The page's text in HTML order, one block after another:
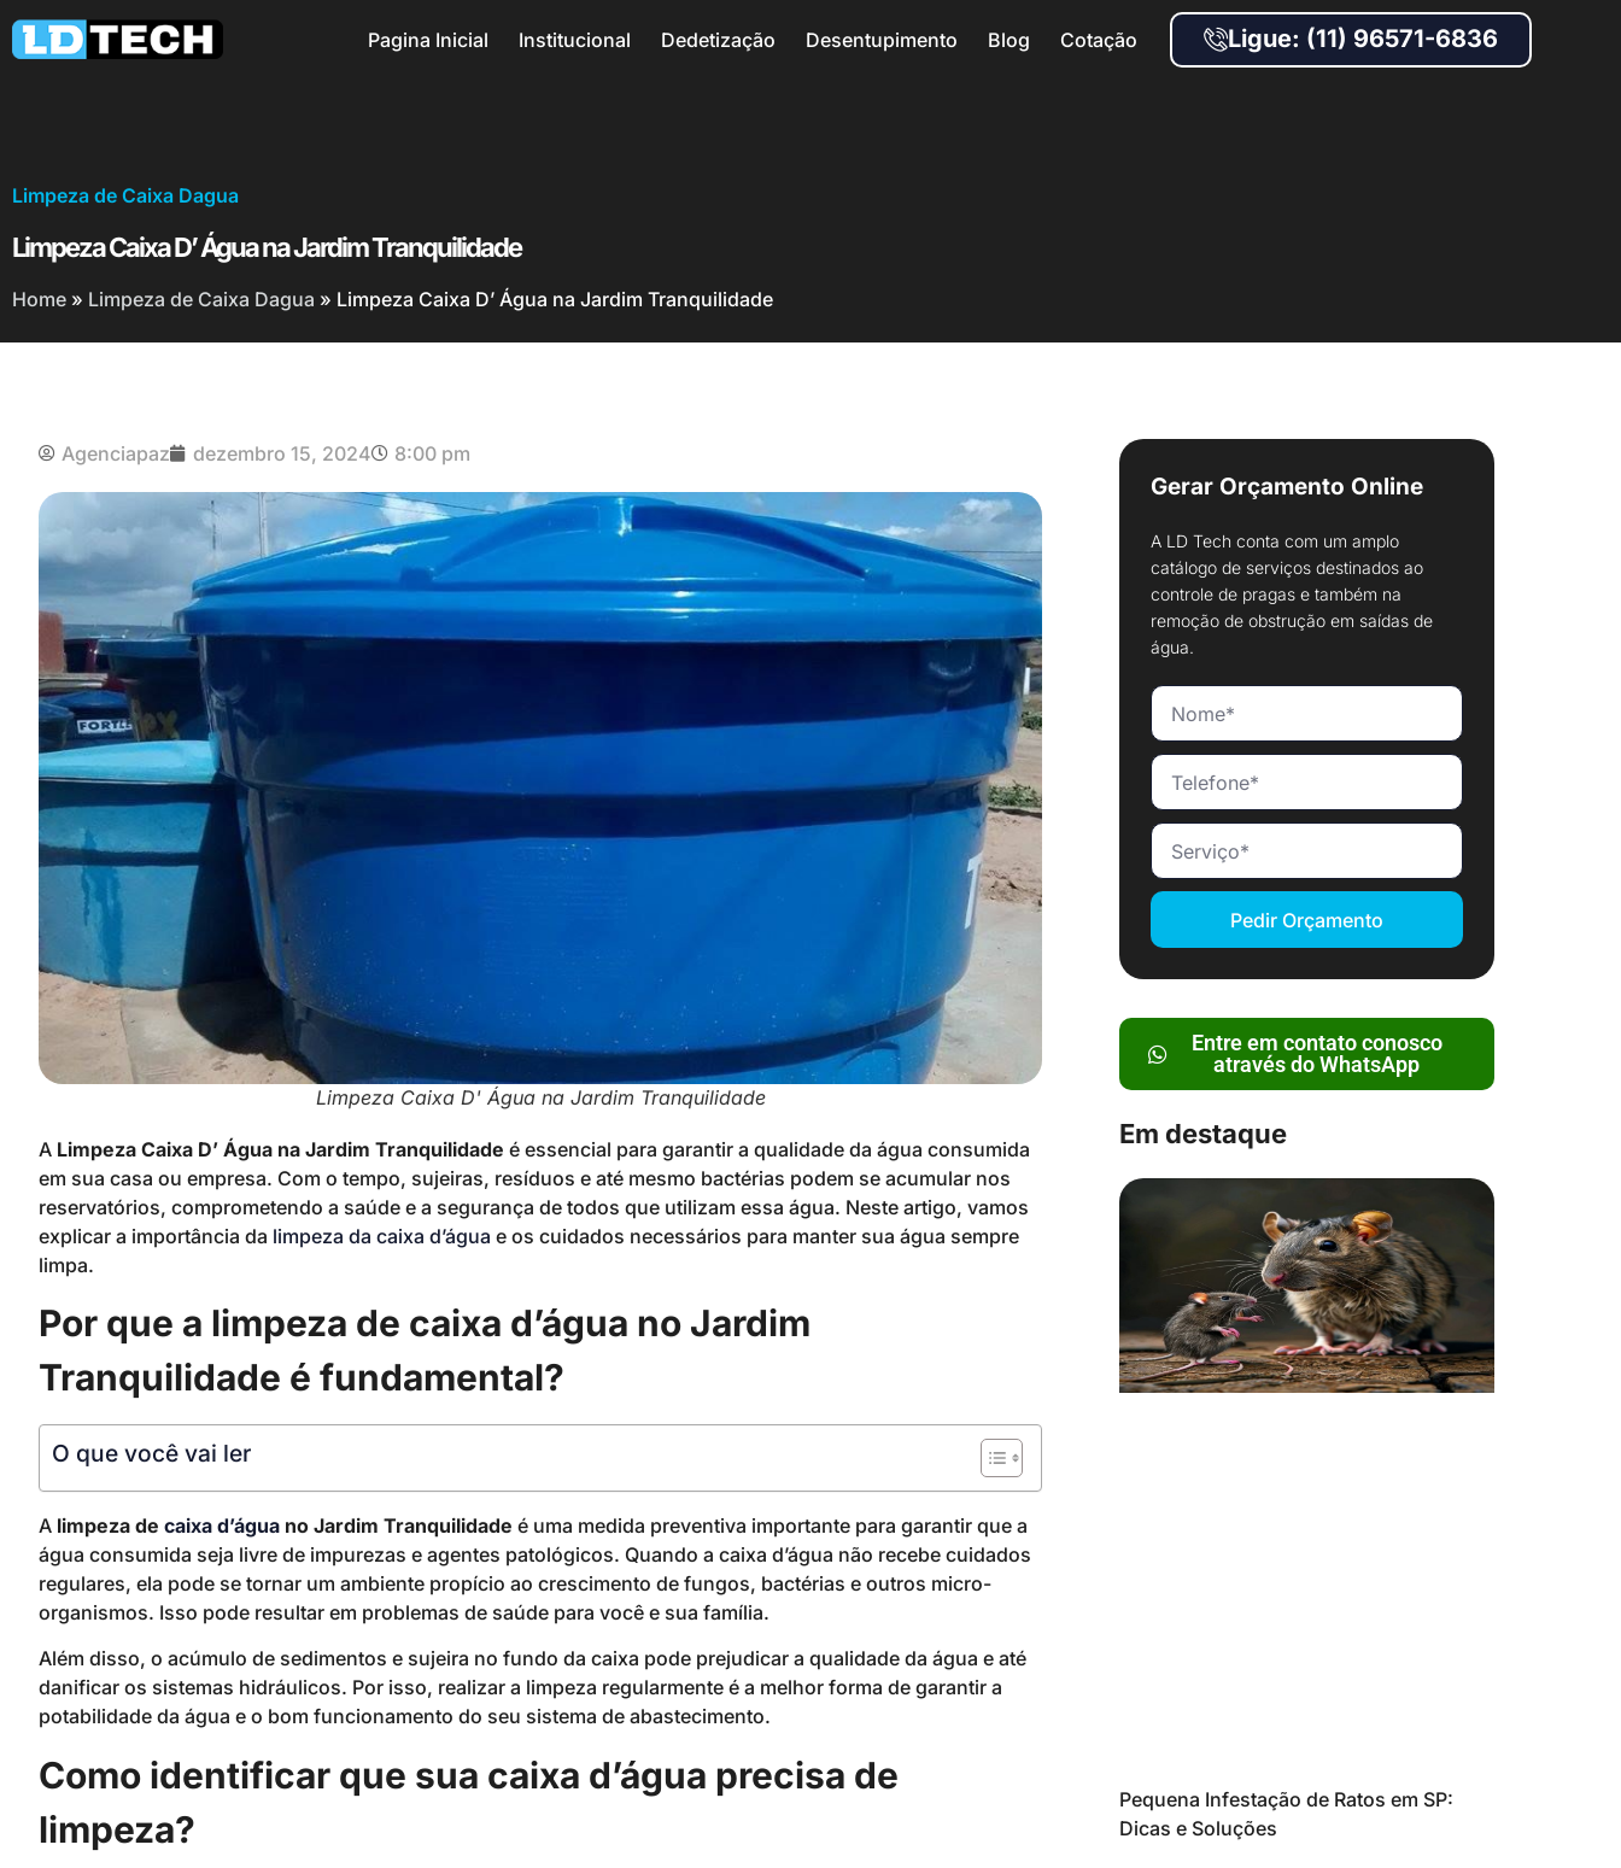
Pagina Inicial Institucional Dedetização Desentupimento Blog Cotação Ligue: (11) 96571-6836
Limpeza de Caixa Dagua
Limpeza Caixa D’ Água na Jardim Tranquilidade
Home » Limpeza de Caixa Dagua » Limpeza Caixa D’ Água na Jardim Tranquilidade
Agenciapaz dezembro 15, 2024 8:00 pm
Limpeza Caixa D' Água na Jardim Tranquilidade
A Limpeza Caixa D’ Água na Jardim Tranquilidade é essencial para garantir a qualidade da água consumida
em sua casa ou empresa. Com o tempo, sujeiras, resíduos e até mesmo bactérias podem se acumular nos
reservatórios, comprometendo a saúde e a segurança de todos que utilizam essa água. Neste artigo, vamos
explicar a importância da limpeza da caixa d’água e os cuidados necessários para manter sua água sempre
limpa.
Por que a limpeza de caixa d’água no Jardim
Tranquilidade é fundamental?
O que você vai ler
A limpeza de caixa d’água no Jardim Tranquilidade é uma medida preventiva importante para garantir que a
água consumida seja livre de impurezas e agentes patológicos. Quando a caixa d’água não recebe cuidados
regulares, ela pode se tornar um ambiente propício ao crescimento de fungos, bactérias e outros micro-
organismos. Isso pode resultar em problemas de saúde para você e sua família.
Além disso, o acúmulo de sedimentos e sujeira no fundo da caixa pode prejudicar a qualidade da água e até
danificar os sistemas hidráulicos. Por isso, realizar a limpeza regularmente é a melhor forma de garantir a
potabilidade da água e o bom funcionamento do seu sistema de abastecimento.
Como identificar que sua caixa d’água precisa de
limpeza?
Gerar Orçamento Online
A LD Tech conta com um amplo
catálogo de serviços destinados ao
controle de pragas e também na
remoção de obstrução em saídas de
água.
Pedir Orçamento
Entre em contato conosco
através do WhatsApp
Em destaque
Pequena Infestação de Ratos em SP:
Dicas e Soluções